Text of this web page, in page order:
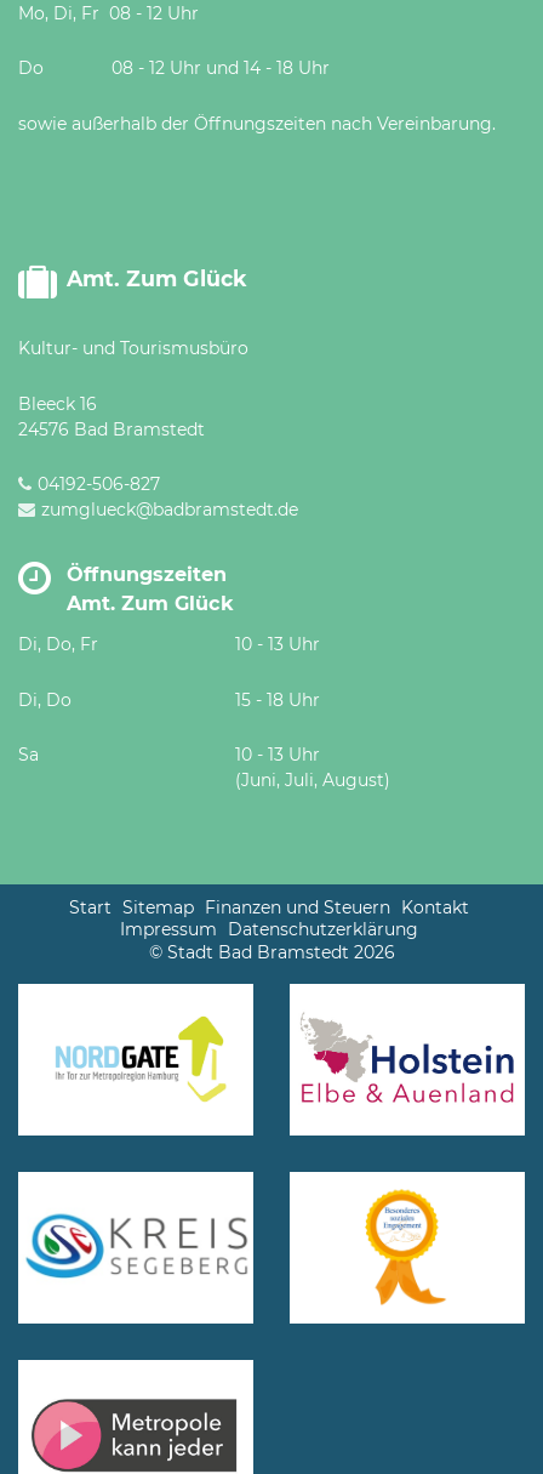
Mo, Di, Fr 08 - 12 Uhr
Do 08 - 12 Uhr und 14 - 18 Uhr
sowie außerhalb der Öffnungszeiten nach Vereinbarung.
Amt. Zum Glück
Kultur- und Tourismusbüro
Bleeck 16
24576 Bad Bramstedt
04192-506-827
zumglueck@badbramstedt.de
Öffnungszeiten
Amt. Zum Glück
Di, Do, Fr 10 - 13 Uhr
Di, Do 15 - 18 Uhr
Sa
10 - 13 Uhr
(Juni, Juli, August)
Start Sitemap Finanzen und Steuern Kontakt
Impressum
Datenschutzerklärung
© Stadt Bad Bramstedt 2026